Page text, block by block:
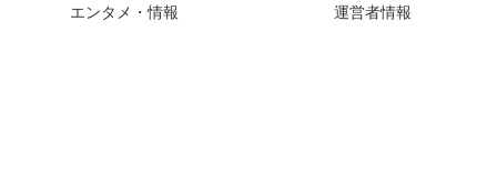
エンタメ・情報 運営者情報